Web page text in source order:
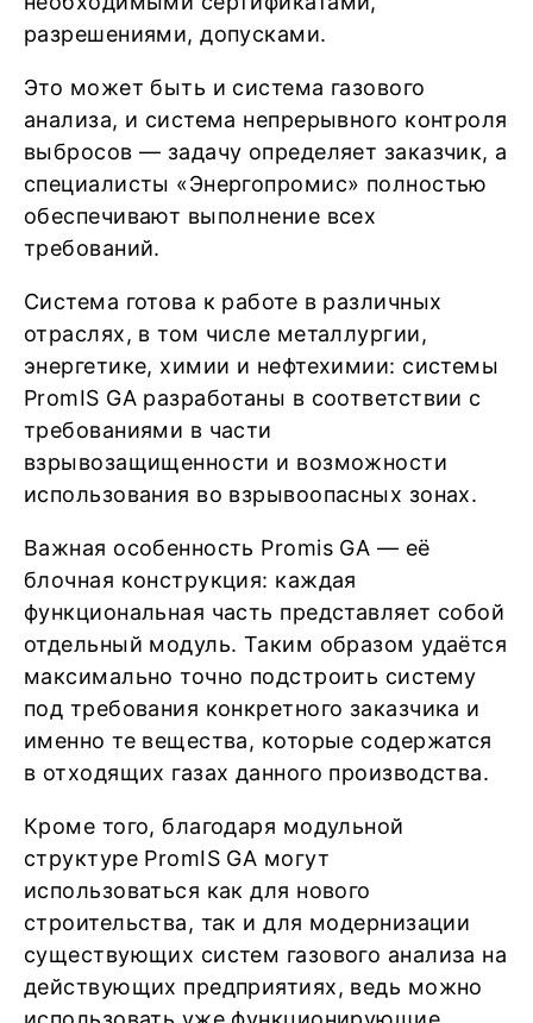
разрешениями, допусками.
Это может быть и система газового
анализа, и система непрерывного контроля
выбросов — задачу определяет заказчик, а
специалисты «Энергопромис» полностью
обеспечивают выполнение всех
требований.
Система готова к работе в различных
отраслях, в том числе металлургии,
энергетике, химии и нефтехимии: системы
PromIS GA разработаны в соответствии с
требованиями в части
взрывозащищенности и возможности
использования во взрывоопасных зонах.
Важная особенность Promis GA — её
блочная конструкция: каждая
функциональная часть представляет собой
отдельный модуль. Таким образом удаётся
максимально точно подстроить систему
под требования конкретного заказчика и
именно те вещества, которые содержатся
в отходящих газах данного производства.
Кроме того, благодаря модульной
структуре PromIS GA могут
использоваться как для нового
строительства, так и для модернизации
существующих систем газового анализа на
действующих предприятиях, ведь можно